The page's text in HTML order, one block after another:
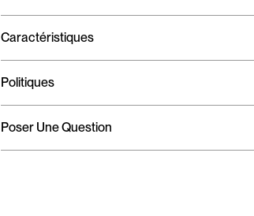
Caractéristiques
Politiques
Poser Une Question